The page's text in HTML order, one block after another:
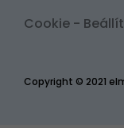
Copyright © 2021
Cookie -